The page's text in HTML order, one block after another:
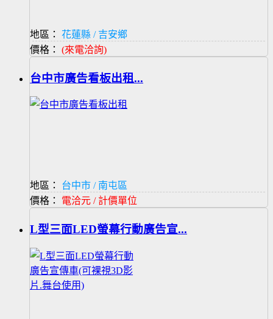
地區：
花蓮縣 / 吉安鄉
價格： (來電洽詢)
台中市廣告看板出租...
地區：
台中市 / 南屯區
價格： 電洽元 / 計價單位
L型三面LED螢幕行動廣告宣...